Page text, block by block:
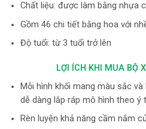
Chất liệu: được làm bằng nhựa
Gồm 46 chi tiết bằng hoa với
Độ tuổi: từ 3 tuổi trở lên
LỢI ÍCH KHI MUA BỘ
Mỗi hình khối mang màu sắc
dễ dàng lắp ráp mô hình theo ý
Rèn luyện khả năng cầm nắm